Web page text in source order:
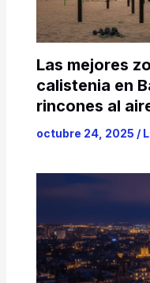
Las mejores
calistenia en
rincones al
octubre 24, 2025 /